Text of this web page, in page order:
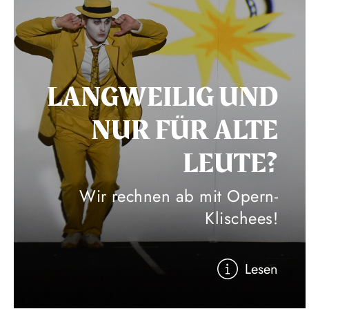
LANGWEILIG UND
NUR FÜR ALTE
LEUTE?
Wir rechnen ab mit Opern-
Klischees!
Lesen